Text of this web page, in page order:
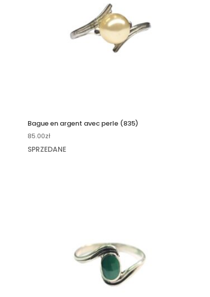
Bague en argent avec perle (835)
85.00zł
SPRZEDANE